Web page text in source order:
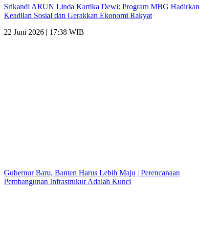
Srikandi ARUN Linda Kartika Dewi: Program MBG Hadirkan
Keadilan Sosial dan Gerakkan Ekonomi Rakyat
22 Juni 2026 | 17:38 WIB
Gubernur Baru, Banten Harus Lebih Maju | Perencanaan
Pembangunan Infrastrukur Adalah Kunci